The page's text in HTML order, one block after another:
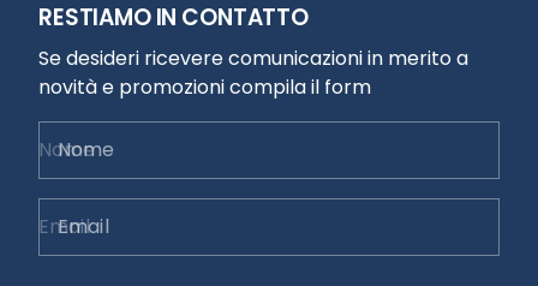
RESTIAMO IN CONTATTO
Se desideri ricevere comunicazioni in merito a
novità e promozioni compila il form
Nome
Email